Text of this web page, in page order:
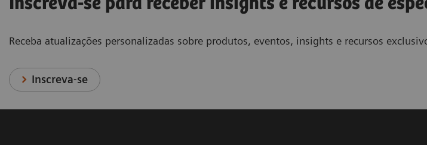
Receba atualizações personalizadas sobre produtos, eventos, insights e recursos
Inscreva-se